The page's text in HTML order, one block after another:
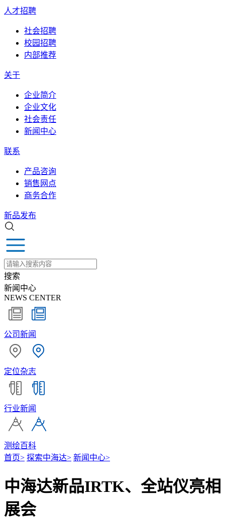
人才招聘
社会招聘
校园招聘
内部推荐
关于
企业简介
企业文化
社会责任
新闻中心
联系
产品咨询
销售网点
商务合作
新品发布
搜索
新闻中心
NEWS CENTER
公司新闻
定位杂志
行业新闻
测绘百科
首页> 探索中海达> 新闻中心>
中海达新品IRTK、全站仪亮相
展会